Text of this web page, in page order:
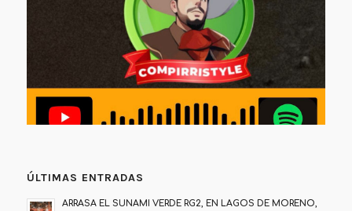
ÚLTIMAS ENTRADAS
ARRASA EL SUNAMI VERDE RG2, EN LAGOS DE MORENO,